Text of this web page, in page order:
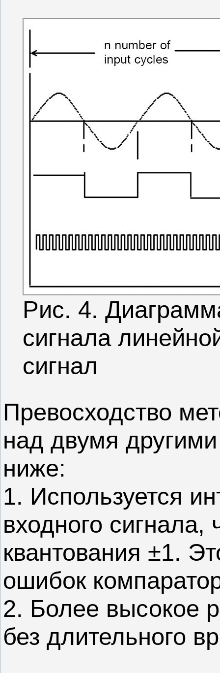
Рис. 4.
сигнала
сигнал
Превосходство
над двумя
ниже:
1. Используется
входного
квантования ±1.
ошибок
2. Более высокое
без длительного